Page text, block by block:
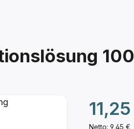
Netto: 9,45 €
Regulärer